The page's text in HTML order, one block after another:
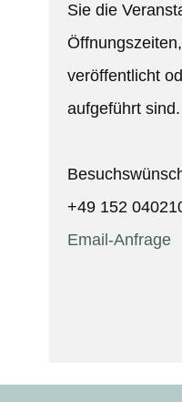
Sie die
veröffentlicht
aufgeführt sind.
+49 152
Email-Anfrage